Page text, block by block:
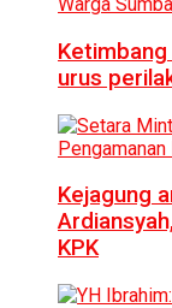
urus
Kejagung
KPK